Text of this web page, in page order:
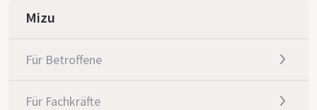
Mizu
Für Betroffene
Für Fachkräfte